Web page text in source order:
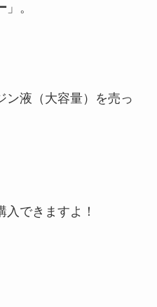
」。
ン液（大容量）を売っ
できますよ！